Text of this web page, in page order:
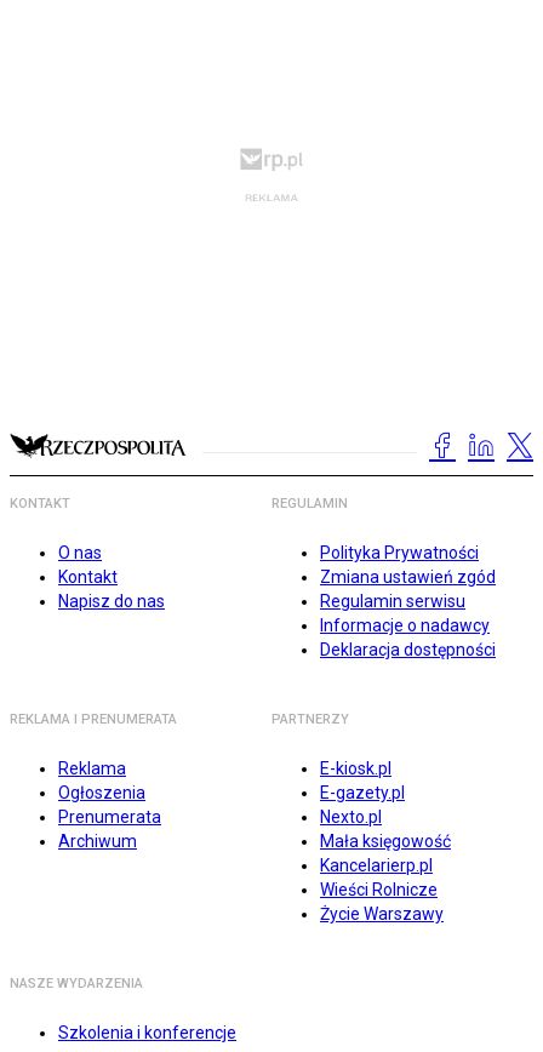
KONTAKT
O nas
Kontakt
Napisz do nas
REGULAMIN
Polityka Prywatności
Zmiana ustawień zgód
Regulamin serwisu
Informacje o nadawcy
Deklaracja dostępności
REKLAMA I PRENUMERATA
Reklama
Ogłoszenia
Prenumerata
Archiwum
PARTNERZY
E-kiosk.pl
E-gazety.pl
Nexto.pl
Mała księgowość
Kancelarierp.pl
Wieści Rolnicze
Życie Warszawy
NASZE WYDARZENIA
Szkolenia i konferencje